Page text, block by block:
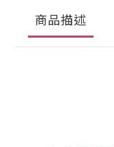
商品描述